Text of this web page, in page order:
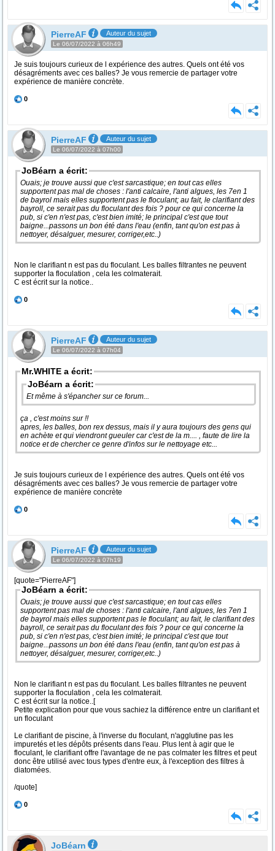
PierreAF Auteur du sujet
Le 06/07/2022 à 06h49
Je suis toujours curieux de l expérience des autres. Quels ont été vos
désagréments avec ces balles? Je vous remercie de partager votre
expérience de manière concrète.
0
PierreAF Auteur du sujet
Le 06/07/2022 à 07h00
JoBéarn a écrit:
Ouais; je trouve aussi que c'est sarcastique; en tout cas elles
supportent pas mal de choses : l'anti calcaire, l'anti algues, les 7en 1
de bayrol mais elles supportent pas le floculant; au fait, le clarifiant des
bayroll, ce serait pas du floculant des fois ? pour ce qui concerne la
pub, si c'en n'est pas, c'est bien imité; le principal c'est que tout
baigne...passons un bon été dans l'eau (enfin, tant qu'on est pas à
nettoyer, désalguer, mesurer, corriger,etc..)
Non le clarifiant n est pas du floculant. Les balles filtrantes ne peuvent
supporter la floculation , cela les colmaterait.
C est écrit sur la notice..
0
PierreAF Auteur du sujet
Le 06/07/2022 à 07h04
Mr.WHITE a écrit:
JoBéarn a écrit:
Et même à s'épancher sur ce forum...
ça , c'est moins sur !!
apres, les balles, bon rex dessus, mais il y aura toujours des gens qui
en achète et qui viendront gueuler car c'est de la m.... , faute de lire la
notice et de chercher ce genre d'infos sur le nettoyage etc...
Je suis toujours curieux de l expérience des autres. Quels ont été vos
désagréments avec ces balles? Je vous remercie de partager votre
expérience de manière concrète
0
PierreAF Auteur du sujet
Le 06/07/2022 à 07h19
[quote="PierreAF"]
JoBéarn a écrit:
Ouais; je trouve aussi que c'est sarcastique; en tout cas elles
supportent pas mal de choses : l'anti calcaire, l'anti algues, les 7en 1
de bayrol mais elles supportent pas le floculant; au fait, le clarifiant des
bayroll, ce serait pas du floculant des fois ? pour ce qui concerne la
pub, si c'en n'est pas, c'est bien imité; le principal c'est que tout
baigne...passons un bon été dans l'eau (enfin, tant qu'on est pas à
nettoyer, désalguer, mesurer, corriger,etc..)
Non le clarifiant n est pas du floculant. Les balles filtrantes ne peuvent
supporter la floculation , cela les colmaterait.
C est écrit sur la notice..[
Petite explication pour que vous sachiez la différence entre un clarifiant et
un floculant
Le clarifiant de piscine, à l'inverse du floculant, n'agglutine pas les
impuretés et les dépôts présents dans l'eau. Plus lent à agir que le
floculant, le clarifiant offre l'avantage de ne pas colmater les filtres et peut
donc être utilisé avec tous types d'entre eux, à l'exception des filtres à
diatomées.
/quote]
0
JoBéarn